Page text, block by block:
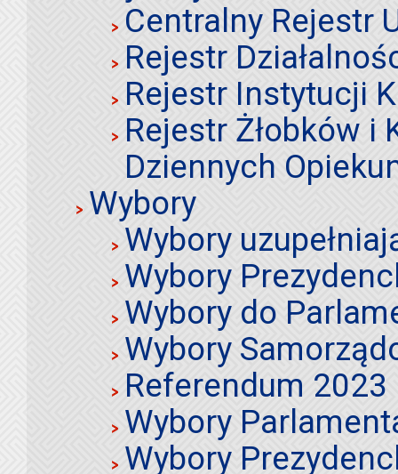
Centralny Rejestr
Rejestr
Rejestr Instytucji
Rejestr Żłobków i
Dziennych
Wybory
Wybory
Wybory
Wybory do
Wybory
Referendum 2023
Wybory
Wybory